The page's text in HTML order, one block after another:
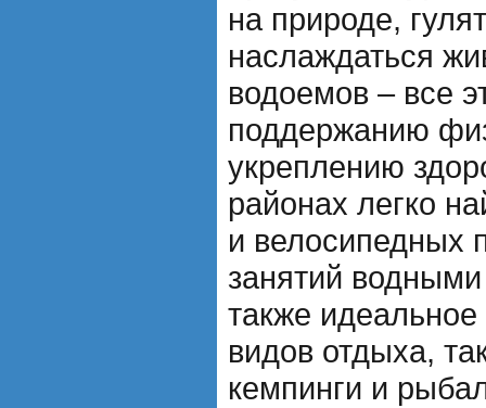
на природе,
наслаждаться
водоемов – все
поддержанию
укреплению
районах легко
и велосипедных
занятий
также
видов отдыха,
кемпинги и